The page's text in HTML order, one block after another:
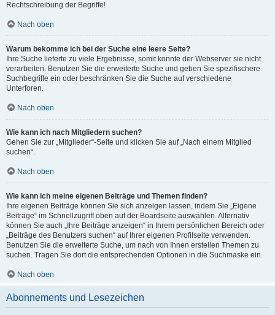
Rechtschreibung der Begriffe!
Nach oben
Warum bekomme ich bei der Suche eine leere Seite?
Ihre Suche lieferte zu viele Ergebnisse, somit konnte der Webserver sie nicht
verarbeiten. Benutzen Sie die erweiterte Suche und geben Sie spezifischere
Suchbegriffe ein oder beschränken Sie die Suche auf verschiedene
Unterforen.
Nach oben
Wie kann ich nach Mitgliedern suchen?
Gehen Sie zur „Mitglieder“-Seite und klicken Sie auf „Nach einem Mitglied
suchen“.
Nach oben
Wie kann ich meine eigenen Beiträge und Themen finden?
Ihre eigenen Beiträge können Sie sich anzeigen lassen, indem Sie „Eigene
Beiträge“ im Schnellzugriff oben auf der Boardseite auswählen. Alternativ
können Sie auch „Ihre Beiträge anzeigen“ in Ihrem persönlichen Bereich oder
„Beiträge des Benutzers suchen“ auf Ihrer eigenen Profilseite verwenden.
Benutzen Sie die erweiterte Suche, um nach von Ihnen erstellen Themen zu
suchen. Tragen Sie dort die entsprechenden Optionen in die Suchmaske ein.
Nach oben
Abonnements und Lesezeichen